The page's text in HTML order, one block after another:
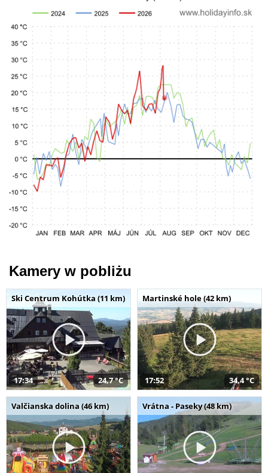
Kamery w pobliżu
Ski Centrum Kohútka (11 km)
17:34 24,7 °C
Martinské hole (42 km)
17:52 34,4 °C
Valčianska dolina (46 km) Vrátna - Paseky (48 km)